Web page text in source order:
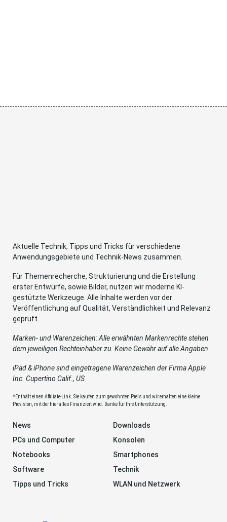
Aktuelle Technik, Tipps und Tricks für verschiedene
Anwendungsgebiete und Technik-News zusammen.
Für Themenrecherche, Strukturierung und die Erstellung
erster Entwürfe, sowie Bilder, nutzen wir moderne KI-
gestützte Werkzeuge. Alle Inhalte werden vor der
Veröffentlichung auf Qualität, Verständlichkeit und Relevanz
geprüft.
Marken- und Warenzeichen: Alle erwähnten Markenrechte stehen
dem jeweiligen Rechteinhaber zu. Keine Gewähr auf alle Angaben.
iPad & iPhone sind eingetragene Warenzeichen der Firma Apple
Inc. Cupertino Calif., US
*Enthält einen Affiliate-Link. Sie kaufen zum gewohnten Preis und wir erhalten eine kleine
Provision, mit der hier alles Finanziert wird. Danke für Ihre Unterstützung.
News
Downloads
PCs und Computer
Konsolen
Notebooks
Smartphones
Software
Technik
Tipps und Tricks
WLAN und Netzwerk